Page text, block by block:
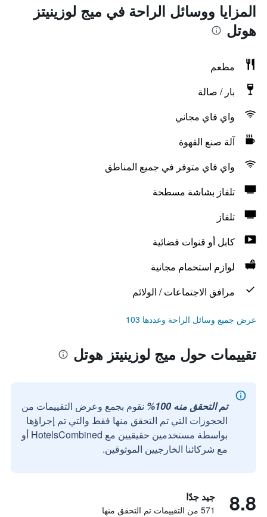
المزايا ووسائل الراحة في ميج لوزينيتز
هوتل
مطعم
بار / صالة
واي فاي مجاني
آلة صنع القهوة
واي فاي متوفر في جميع المناطق
تلفاز بشاشة مسطحة
تلفاز
كابل أو قنوات فضائية
لوازم استحمام مجانية
مرافق الاجتماعات / الولائم
عرض جميع وسائل الراحة وعددها 103
تقييمات حول ميج لوزينيتز هوتل
تم التحقق منه 100%
نقوم بجمع وعرض التقييمات من
الحجوزات التي تم التحقق منها فقط والتي تم إجراؤها
بواسطة مستخدمين حقيقيين مع HotelsCombined أو
مع شركائنا الخارجيين الموثوقين.
8.8 جيد جدًا
571 من التقييمات تم التحقق منها